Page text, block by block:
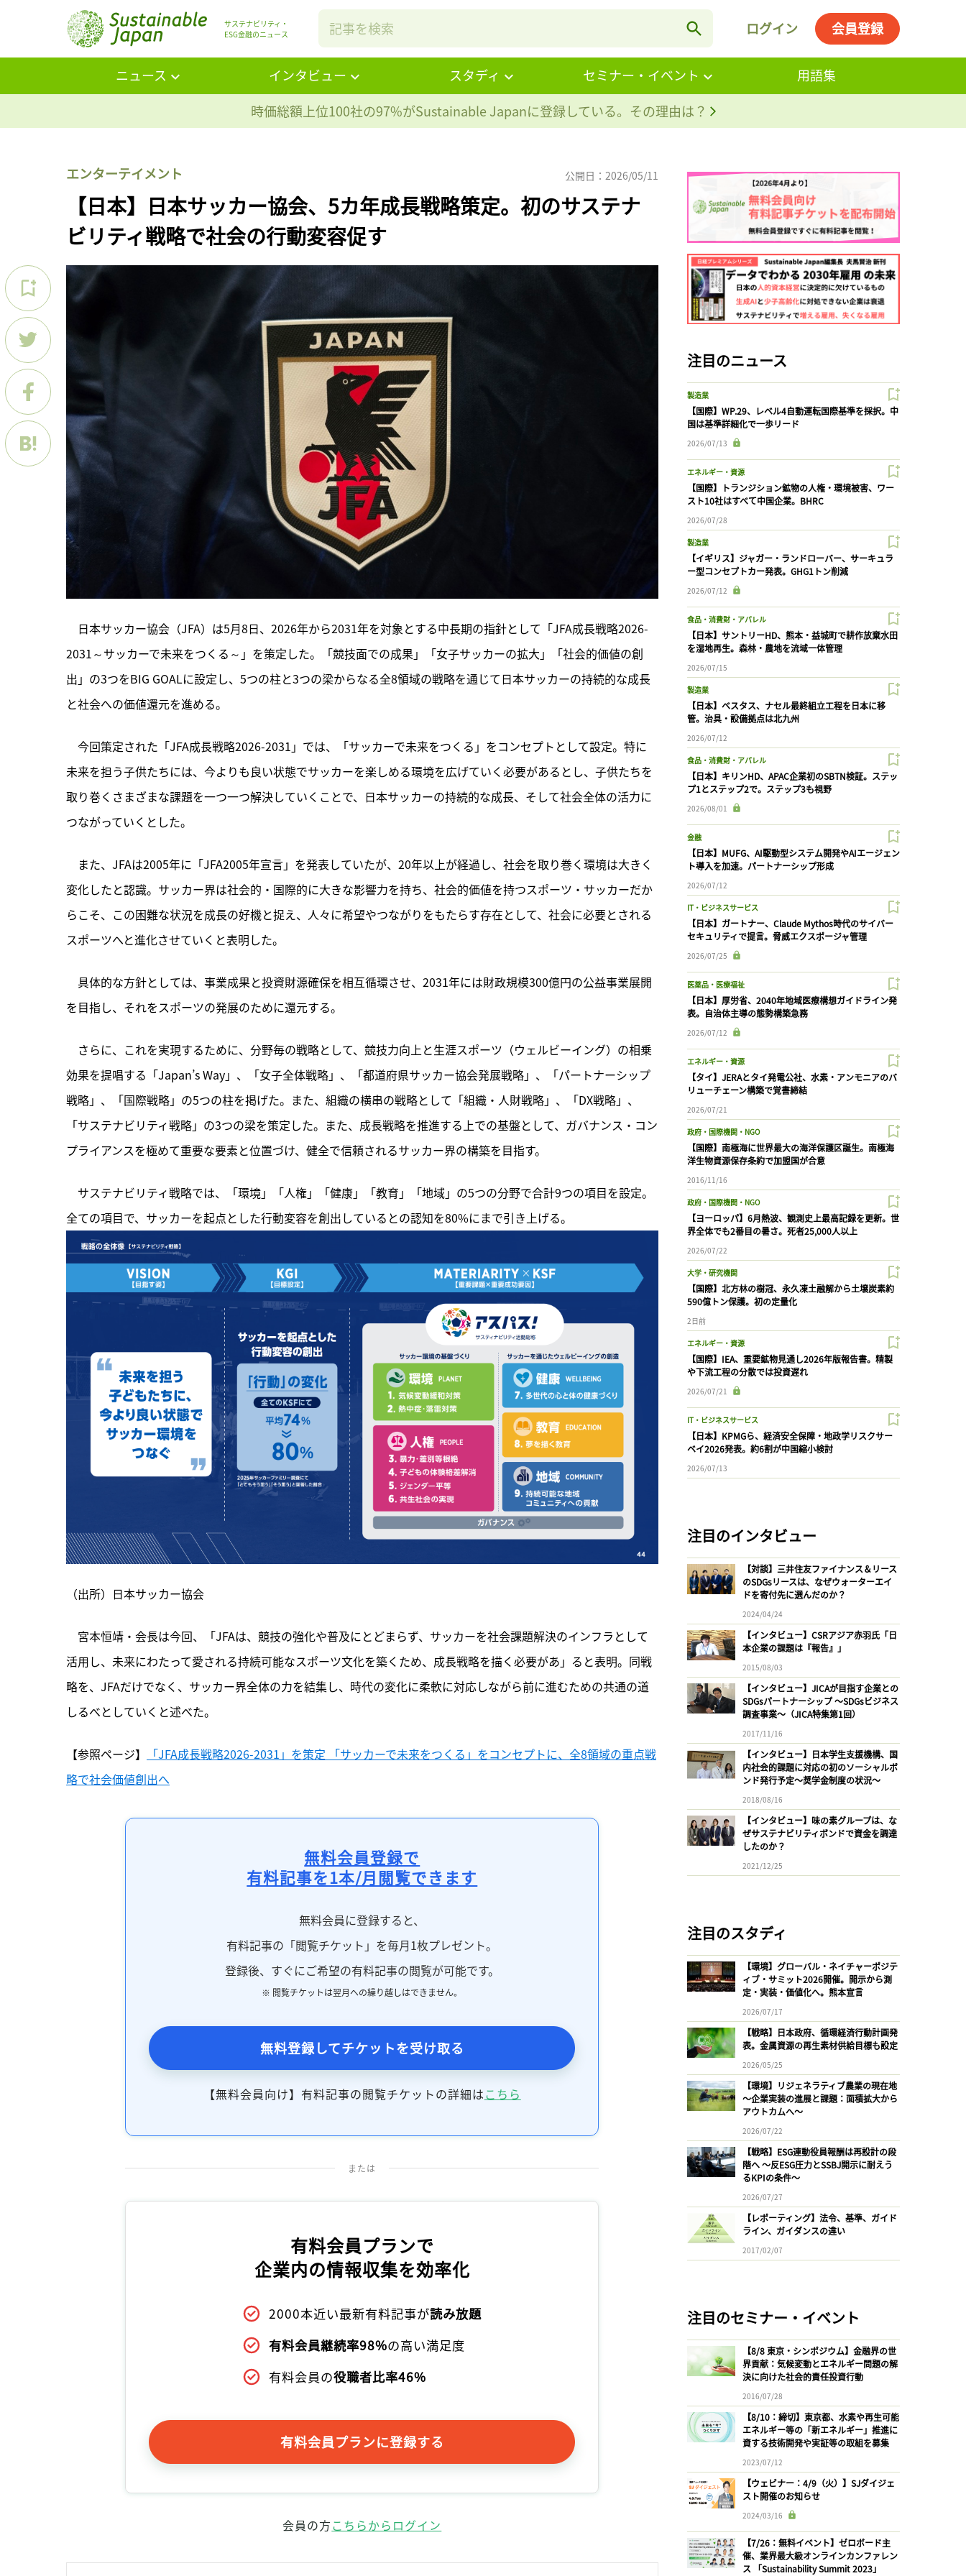
サステナビリティ・
ESG金融のニュース
ログイン 会員登録
ニュース インタビュー スタディ セミナー・イベント
用語集
時価総額上位100社の97%がSustainable Japanに登録している。その理由は？
エンターテイメント 公開日：2026/05/11
【日本】日本サッカー協会、5カ年成長戦略策定。初のサステナ
ビリティ戦略で社会の行動変容促す
日本サッカー協会（JFA）は5月8日、2026年から2031年を対象とする中長期の指針として「JFA成長戦略2026-
2031～サッカーで未来をつくる～」を策定した。「競技面での成果」「女子サッカーの拡大」「社会的価値の創
出」の3つをBIG GOALに設定し、5つの柱と3つの梁からなる全8領域の戦略を通じて日本サッカーの持続的な成長
と社会への価値還元を進める。
今回策定された「JFA成長戦略2026-2031」では、「サッカーで未来をつくる」をコンセプトとして設定。特に
未来を担う子供たちには、今よりも良い状態でサッカーを楽しめる環境を広げていく必要があるとし、子供たちを
取り巻くさまざまな課題を一つ一つ解決していくことで、日本サッカーの持続的な成長、そして社会全体の活力に
つながっていくとした。
また、JFAは2005年に「JFA2005年宣言」を発表していたが、20年以上が経過し、社会を取り巻く環境は大きく
変化したと認識。サッカー界は社会的・国際的に大きな影響力を持ち、社会的価値を持つスポーツ・サッカーだか
らこそ、この困難な状況を成長の好機と捉え、人々に希望やつながりをもたらす存在として、社会に必要とされる
スポーツへと進化させていくと表明した。
具体的な方針としては、事業成果と投資財源確保を相互循環させ、2031年には財政規模300億円の公益事業展開
を目指し、それをスポーツの発展のために還元する。
さらに、これを実現するために、分野毎の戦略として、競技力向上と生涯スポーツ（ウェルビーイング）の相乗
効果を提唱する「Japan’s Way」、「女子全体戦略」、「都道府県サッカー協会発展戦略」、「パートナーシップ
戦略」、「国際戦略」の5つの柱を掲げた。また、組織の横串の戦略として「組織・人財戦略」、「DX戦略」、
「サステナビリティ戦略」の3つの梁を策定した。また、成長戦略を推進する上での基盤として、ガバナンス・コン
プライアンスを極めて重要な要素と位置づけ、健全で信頼されるサッカー界の構築を目指す。
サステナビリティ戦略では、「環境」「人権」「健康」「教育」「地域」の5つの分野で合計9つの項目を設定。
（出所）日本サッカー協会
宮本恒靖・会長は今回、「JFAは、競技の強化や普及にとどまらず、サッカーを社会課題解決のインフラとして
活用し、未来にわたって愛される持続可能なスポーツ文化を築くため、成長戦略を描く必要があ」ると表明。同戦
略を、JFAだけでなく、サッカー界全体の力を結集し、時代の変化に柔軟に対応しながら前に進むための共通の道
しるべとしていくと述べた。
【参照ページ】
「JFA成長戦略2026-2031」を策定 「サッカーで未来をつくる」をコンセプトに、全8領域の重点戦
略で社会価値創出へ
無料会員登録で
有料記事を1本/月閲覧できます
無料会員に登録すると、
有料記事の「閲覧チケット」を毎月1枚プレゼント。
登録後、すぐにご希望の有料記事の閲覧が可能です。
※ 閲覧チケットは翌月への繰り越しはできません。
無料登録してチケットを受け取る
【無料会員向け】有料記事の閲覧チケットの詳細はこちら
または
有料会員プランで
企業内の情報収集を効率化
2000本近い最新有料記事が読み放題
有料会員継続率98%の高い満足度
有料会員の役職者比率46%
有料会員プランに登録する
会員の方こちらからログイン
注目のニュース
製造業
【国際】WP.29、レベル4自動運転国際基準を採択。中
国は基準詳細化で一歩リード
2026/07/13
エネルギー・資源
【国際】トランジション鉱物の人権・環境被害、ワー
スト10社はすべて中国企業。BHRC
2026/07/28
製造業
【イギリス】ジャガー・ランドローバー、サーキュラ
ー型コンセプトカー発表。GHG1トン削減
2026/07/12
食品・消費財・アパレル
【日本】サントリーHD、熊本・益城町で耕作放棄水田
を湿地再生。森林・農地を流域一体管理
2026/07/15
製造業
【日本】ベスタス、ナセル最終組立工程を日本に移
管。治具・設備拠点は北九州
2026/07/12
食品・消費財・アパレル
【日本】キリンHD、APAC企業初のSBTN検証。ステッ
プ1とステップ2で。ステップ3も視野
2026/08/01
金融
【日本】MUFG、AI駆動型システム開発やAIエージェン
ト導入を加速。パートナーシップ形成
2026/07/12
IT・ビジネスサービス
【日本】ガートナー、Claude Mythos時代のサイバー
セキュリティで提言。脅威エクスポージャ管理
2026/07/25
医薬品・医療福祉
【日本】厚労省、2040年地域医療構想ガイドライン発
表。自治体主導の態勢構築急務
2026/07/12
エネルギー・資源
【タイ】JERAとタイ発電公社、水素・アンモニアのバ
リューチェーン構築で覚書締結
2026/07/21
政府・国際機関・NGO
【国際】南極海に世界最大の海洋保護区誕生。南極海
洋生物資源保存条約で加盟国が合意
2016/11/16
政府・国際機関・NGO
【ヨーロッパ】6月熱波、観測史上最高記録を更新。世
界全体でも2番目の暑さ。死者25,000人以上
2026/07/22
大学・研究機関
【国際】北方林の樹冠、永久凍土融解から土壌炭素約
590億トン保護。初の定量化
2日前
エネルギー・資源
【国際】IEA、重要鉱物見通し2026年版報告書。精製
や下流工程の分散では投資遅れ
2026/07/21
IT・ビジネスサービス
【日本】KPMGら、経済安全保障・地政学リスクサー
ベイ2026発表。約6割が中国縮小検討
2026/07/13
注目のインタビュー
【対談】三井住友ファイナンス＆リース
のSDGsリースは、なぜウォーターエイ
ドを寄付先に選んだのか？
2024/04/24
【インタビュー】CSRアジア赤羽氏「日
本企業の課題は『報告』」
2015/08/03
【インタビュー】JICAが目指す企業との
SDGsパートナーシップ 〜SDGsビジネス
調査事業〜（JICA特集第1回）
2017/11/16
【インタビュー】日本学生支援機構、国
内社会的課題に対応の初のソーシャルボ
ンド発行予定〜奨学金制度の状況〜
2018/08/16
【インタビュー】味の素グループは、な
ぜサステナビリティボンドで資金を調達
したのか？
2021/12/25
注目のスタディ
【環境】グローバル・ネイチャーポジテ
ィブ・サミット2026開催。開示から測
定・実装・価値化へ。熊本宣言
2026/07/17
【戦略】日本政府、循環経済行動計画発
表。金属資源の再生素材供給目標も設定
2026/05/25
【環境】リジェネラティブ農業の現在地
〜企業実装の進展と課題：面積拡大から
アウトカムへ〜
2026/07/22
【戦略】ESG連動役員報酬は再設計の段
階へ 〜反ESG圧力とSSBJ開示に耐えう
るKPIの条件〜
2026/07/27
【レポーティング】法令、基準、ガイド
ライン、ガイダンスの違い
2017/02/07
注目のセミナー・イベント
【8/8 東京・シンポジウム】金融界の世
界貢献：気候変動とエネルギー問題の解
決に向けた社会的責任投資行動
2016/07/28
【8/10：締切】東京都、水素や再生可能
エネルギー等の「新エネルギー」推進に
資する技術開発や実証等の取組を募集
2023/07/12
【ウェビナー：4/9（火）】SJダイジェ
スト開催のお知らせ
2024/03/16
【7/26：無料イベント】ゼロボード主
催、業界最大級オンラインカンファレン
ス 「Sustainability Summit 2023」
ログインが必要です
ログイン 会員登録